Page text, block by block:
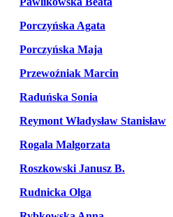
Porczyńska Agata
Porczyńska Maja
Przewoźniak Marcin
Raduńska Sonia
Reymont Władysław Stanisław
Rogala Malgorzata
Roszkowski Janusz B.
Rudnicka Olga